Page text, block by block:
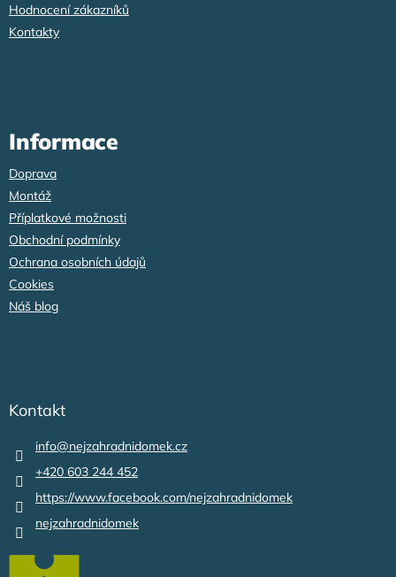
Hodnocení zákazníků
Kontakty
Informace
Doprava
Montáž
Příplatkové možnosti
Obchodní podmínky
Ochrana osobních údajů
Cookies
Náš blog
Kontakt
info@nejzahradnidomek.cz
+420 603 244 452
https://www.facebook.com/nejzahradnidomek
nejzahradnidomek